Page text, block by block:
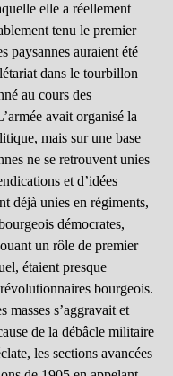
elle a réellement
tenu le premier
paysannes auraient été
dans le tourbillon
au cours des
avait organisé la
mais sur une base
ne se retrouvent unies
et d’idées
déjà unies en régiments,
démocrates,
un rôle de premier
étaient presque
bourgeois.
masses s’aggravait et
de la débâcle militaire
les sections avancées